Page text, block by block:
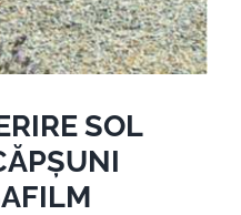
Coșul meu
Caută
SOL